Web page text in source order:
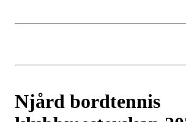
Njård bordtennis